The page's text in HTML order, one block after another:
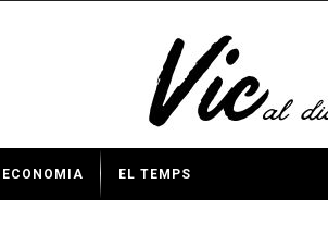
ECONOMIA EL TEMPS